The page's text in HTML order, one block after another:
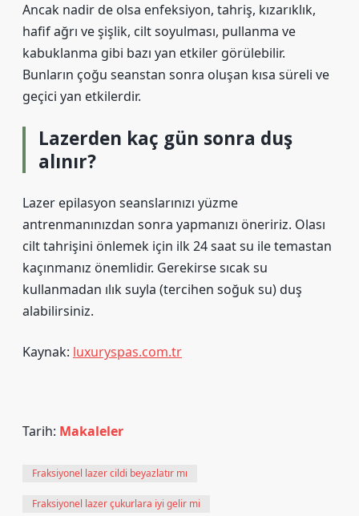
Ancak nadir de olsa enfeksiyon, tahriş, kızarıklık,
hafif ağrı ve şişlik, cilt soyulması, pullanma ve
kabuklanma gibi bazı yan etkiler görülebilir.
Bunların çoğu seanstan sonra oluşan kısa süreli ve
geçici yan etkilerdir.
Lazerden kaç gün sonra duş
alınır?
Lazer epilasyon seanslarınızı yüzme
antrenmanınızdan sonra yapmanızı öneririz. Olası
cilt tahrişini önlemek için ilk 24 saat su ile temastan
kaçınmanız önemlidir. Gerekirse sıcak su
kullanmadan ılık suyla (tercihen soğuk su) duş
alabilirsiniz.
Kaynak: luxuryspas.com.tr
Tarih: Makaleler
Fraksiyonel lazer cildi beyazlatır mı
Fraksiyonel lazer çukurlara iyi gelir mi